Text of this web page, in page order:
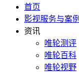
首页
影视服务与案例
资讯
唯轮测评
唯轮百科
唯轮视野